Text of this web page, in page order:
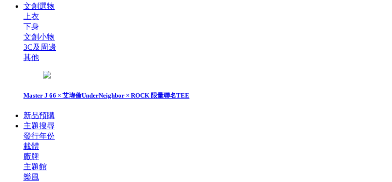
文創選物
上衣
下身
文創小物
3C及周邊
其他
Master J 66 × 艾瑋倫UnderNeighbor × ROCK 限量聯名TEE
新品預購
主題搜尋
發行年份
載體
廠牌
主題館
樂風